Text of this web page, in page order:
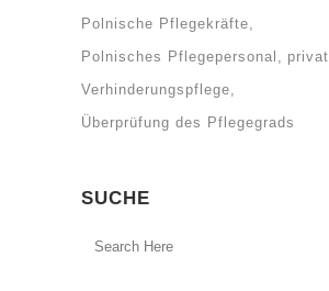
Polnische Pflegekräfte
Polnisches Pflegepersonal
privat
Verhinderungspflege
Überprüfung des Pflegegrads
SUCHE